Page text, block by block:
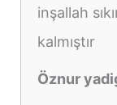
inşallah
kalmıştır
Öznur